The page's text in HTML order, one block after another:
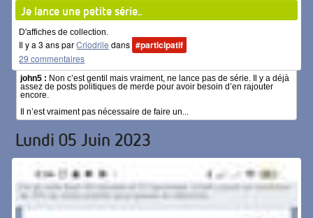
Je lance une petite série..
D'affiches de collection.
Il y a 3 ans parCriodrile dans #participatif
29 commentaires
john5 : Non c’est gentil mais vraiment, ne lance pas de série. Il y a déjà
assez de posts politiques de merde pour avoir besoin d’en rajouter
encore.
Il n’est vraiment pas nécessaire de faire un...
Lundi 05 Juin 2023